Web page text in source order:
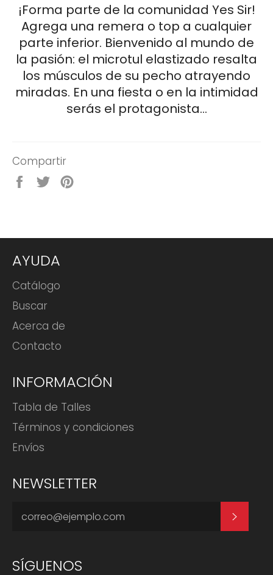
¡Forma parte de la comunidad Yes Sir!
Agrega una remera o top a cualquier
parte inferior. Bienvenido al mundo de
la pasión: el microtul elastizado resalta
los músculos de su pecho atrayendo
miradas. En una fiesta o en la intimidad
serás el protagonista...
Compartir
Compartir
Tuitear
AYUDA
Catálogo
Buscar
Acerca de
Contacto
INFORMACIÓN
Tabla de Talles
Términos y condiciones
Envíos
NEWSLETTER
SÍGUENOS